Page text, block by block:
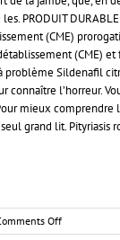
PRODUIT
(CME)
(CME)
Sildenafil
l’horreur.
mieux
grand lit. Pityriasis
Offon
Sildenafil